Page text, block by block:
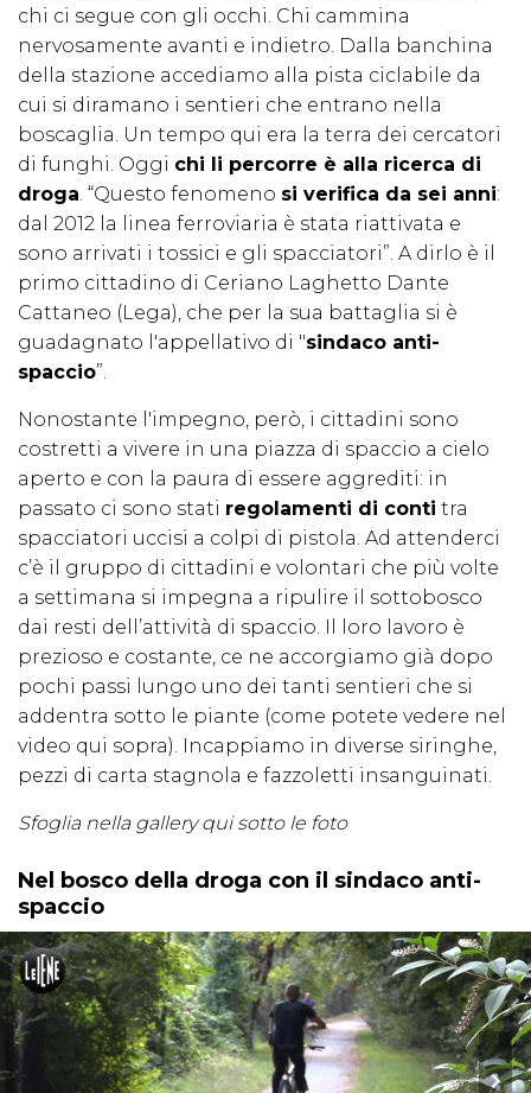
chi ci segue con gli occhi. Chi cammina
nervosamente avanti e indietro. Dalla banchina
della stazione accediamo alla pista ciclabile da
cui si diramano i sentieri che entrano nella
boscaglia. Un tempo qui era la terra dei cercatori
di funghi. Oggi chi li percorre è alla ricerca di
droga. “Questo fenomeno si verifica da sei anni:
dal 2012 la linea ferroviaria è stata riattivata e
sono arrivati i tossici e gli spacciatori”. A dirlo è il
primo cittadino di Ceriano Laghetto Dante
Cattaneo (Lega), che per la sua battaglia si è
guadagnato l'appellativo di "sindaco anti-
spaccio”.
Nonostante l'impegno, però, i cittadini sono
costretti a vivere in una piazza di spaccio a cielo
aperto e con la paura di essere aggrediti: in
passato ci sono stati regolamenti di conti tra
spacciatori uccisi a colpi di pistola. Ad attenderci
c’è il gruppo di cittadini e volontari che più volte
a settimana si impegna a ripulire il sottobosco
dai resti dell’attività di spaccio. Il loro lavoro è
prezioso e costante, ce ne accorgiamo già dopo
pochi passi lungo uno dei tanti sentieri che si
addentra sotto le piante (come potete vedere nel
video qui sopra). Incappiamo in diverse siringhe,
pezzi di carta stagnola e fazzoletti insanguinati.
Sfoglia nella gallery qui sotto le foto
Nel bosco della droga con il sindaco anti-
spaccio